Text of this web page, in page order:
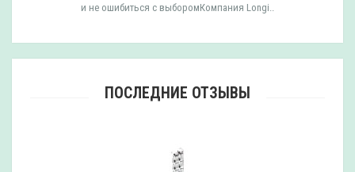
и не ошибиться с выборомКомпания Longi..
ПОСЛЕДНИЕ ОТЗЫВЫ